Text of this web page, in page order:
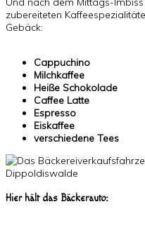
zubereiteten
Gebäck:
Cappuchino
Milchkaffee
Heiße Schokolade
Caffee Latte
Espresso
Eiskaffee
verschiedene Tees
Hier hält das Bäckerauto: